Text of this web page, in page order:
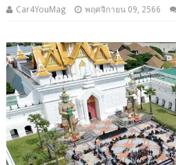
Car4YouMag พฤศจิกายน 09, 2566